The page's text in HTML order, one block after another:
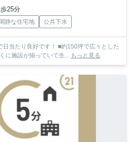
25分
閑静な住宅地 公共下水
日当たり良好です！ ■約150坪で広々とした
に施設が揃っていて生...
もっと見る